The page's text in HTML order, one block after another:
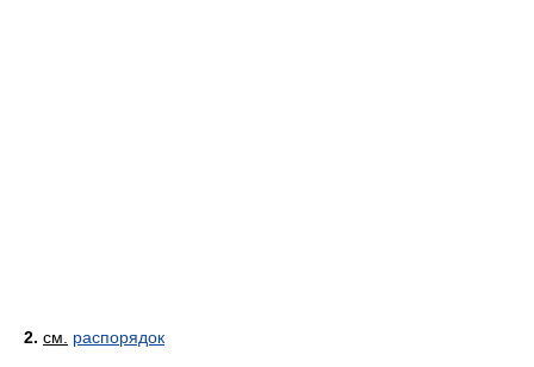
2. см. распорядок